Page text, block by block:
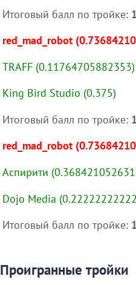
Итоговый балл по тройке:
red_mad_robot
TRAFF (0.11764705882353)
King Bird Studio (0.375)
Итоговый балл по тройке:
red_mad_robot
Аспирити
Dojo Media
Итоговый балл по тройке:
Проигранные тройки